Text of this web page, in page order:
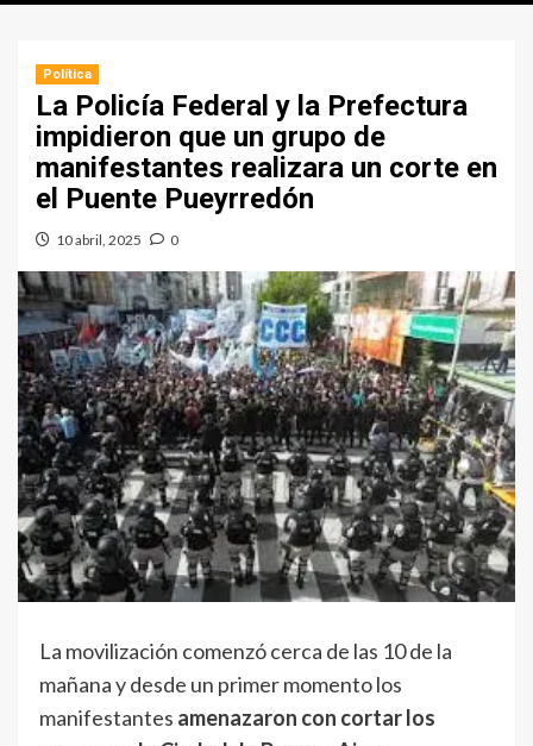
Política
La Policía Federal y la Prefectura
impidieron que un grupo de
manifestantes realizara un corte en
el Puente Pueyrredón
10 abril, 2025 0
La movilización comenzó cerca de las 10 de la
mañana y desde un primer momento los
manifestantes amenazaron con cortar los